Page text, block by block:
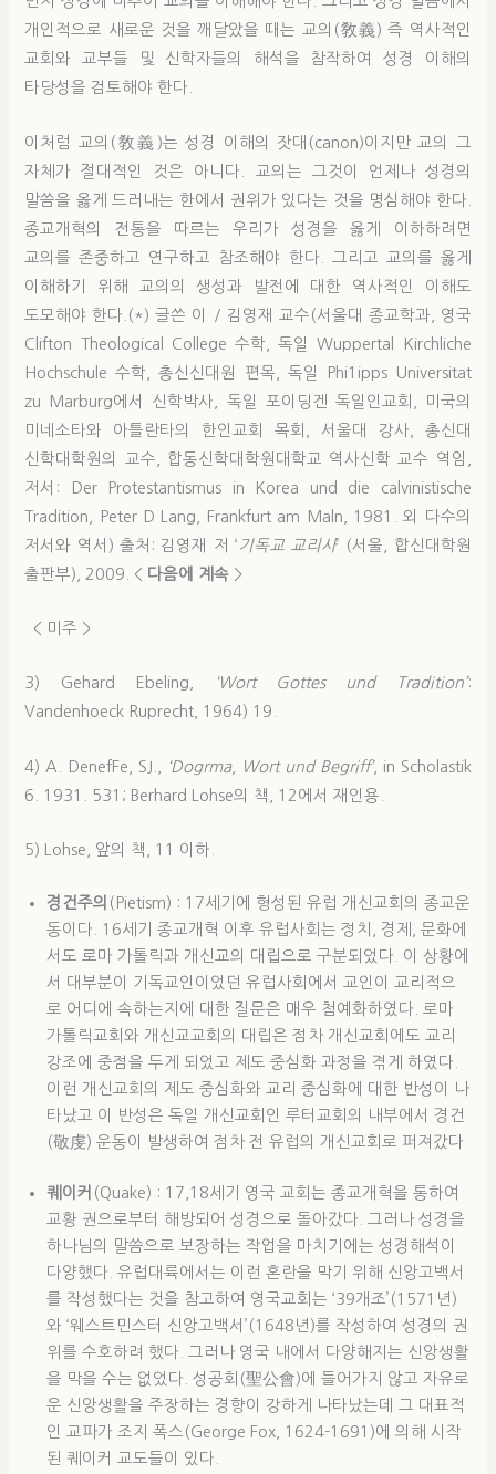
개인적으로 새로운 것을 깨달았을 때는 교의(敎義) 즉 역사적인
교회와 교부들 및 신학자들의 해석을 참작하여 성경 이해의
타당성을 검토해야 한다.
이처럼 교의(敎義)는 성경 이해의 잣대(canon)이지만 교의 그
자체가 절대적인 것은 아니다. 교의는 그것이 언제나 성경의
말씀을 옳게 드러내는 한에서 권위가 있다는 것을 명심해야 한다.
종교개혁의 전통을 따르는 우리가 성경을 옳게 이하하려면
교의를 존중하고 연구하고 참조해야 한다. 그리고 교의를 옳게
이해하기 위해 교의의 생성과 발전에 대한 역사적인 이해도
도모해야 한다.(*) 글쓴 이 / 김영재 교수(서울대 종교학과, 영국
Clifton Theological College 수학, 독일 Wuppertal Kirchliche
Hochschule 수학, 총신신대원 편목, 독일 Phi1ipps Universitat
zu Marburg에서 신학박사, 독일 포이딩겐 독일인교회, 미국의
미네소타와 아틀란타의 한인교회 목회, 서울대 강사, 총신대
신학대학원의 교수, 합동신학대학원대학교 역사신학 교수 역임,
저서: Der Protestantismus in Korea und die calvinistische
Tradition, Peter D Lang, Frankfurt am Maln, 1981. 외 다수의
저서와 역서) 출처: 김영재 저 ‘ 기독교 교리사’ (서울, 합신대학원
출판부), 2009. < 다음에 계속 >
< 미주 >
3) Gehard Ebeling, ‘Wort Gottes und Tradition’:
Vandenhoeck Ruprecht, 1964) 19.
4) A. DenefFe, SJ., ‘Dogrma, Wort und Begriff’, in Scholastik
6. 1931. 531; Berhard Lohse의 책, 12에서 재인용.
5) Lohse, 앞의 책, 11 이하.
경건주의 (Pietism) : 17세기에 형성된 유럽 개신교회의 종교운
동이다. 16세기 종교개혁 이후 유럽사회는 정치, 경제, 문화에
서도 로마 가톨릭과 개신교의 대립으로 구분되었다. 이 상황에
서 대부분이 기독교인이었던 유럽사회에서 교인이 교리적으
로 어디에 속하는지에 대한 질문은 매우 첨예화하였다. 로마
가톨릭교회와 개신교교회의 대립은 점차 개신교회에도 교리
강조에 중점을 두게 되었고 제도 중심화 과정을 겪게 하였다.
이런 개신교회의 제도 중심화와 교리 중심화에 대한 반성이 나
타났고 이 반성은 독일 개신교회인 루터교회의 내부에서 경건
(敬虔) 운동이 발생하여 점차 전 유럽의 개신교회로 퍼져갔다
퀘이커 (Quake) : 17,18세기 영국 교회는 종교개혁을 통하여
교황 권으로부터 해방되어 성경으로 돌아갔다. 그러나 성경을
하나님의 말씀으로 보장하는 작업을 마치기에는 성경해석이
다양했다. 유럽대륙에서는 이런 혼란을 막기 위해 신앙고백서
를 작성했다는 것을 참고하여 영국교회는 ‘39개조’(1571년)
와 ‘웨스트민스터 신앙고백서’(1648년)를 작성하여 성경의 권
위를 수호하려 했다. 그러나 영국 내에서 다양해지는 신앙생활
을 막을 수는 없었다. 성공회(聖公會)에 들어가지 않고 자유로
운 신앙생활을 주장하는 경향이 강하게 나타났는데 그 대표적
인 교파가 조지 폭스(George Fox, 1624-1691)에 의해 시작
된 퀘이커 교도들이 있다.